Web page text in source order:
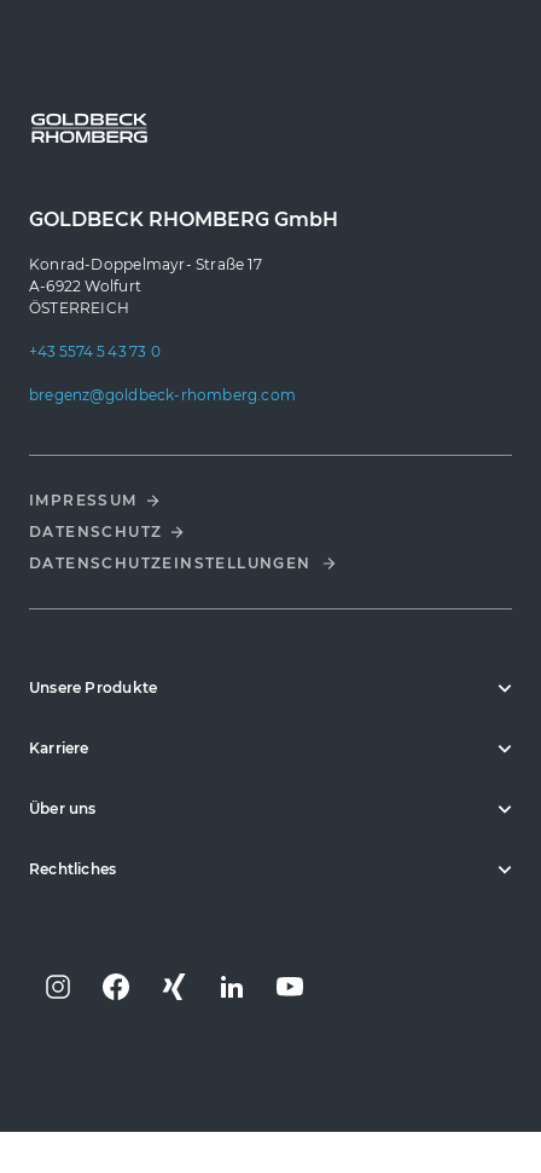
GOLDBECK RHOMBERG GmbH
Konrad-Doppelmayr- Straße 17
A-6922 Wolfurt
ÖSTERREICH
+43 5574 5 43 73 0
bregenz@goldbeck-rhomberg.com
IMPRESSUM
DATENSCHUTZ
DATENSCHUTZ­EINSTELLUNGEN
Unsere Produkte
Karriere
Über uns
Rechtliches